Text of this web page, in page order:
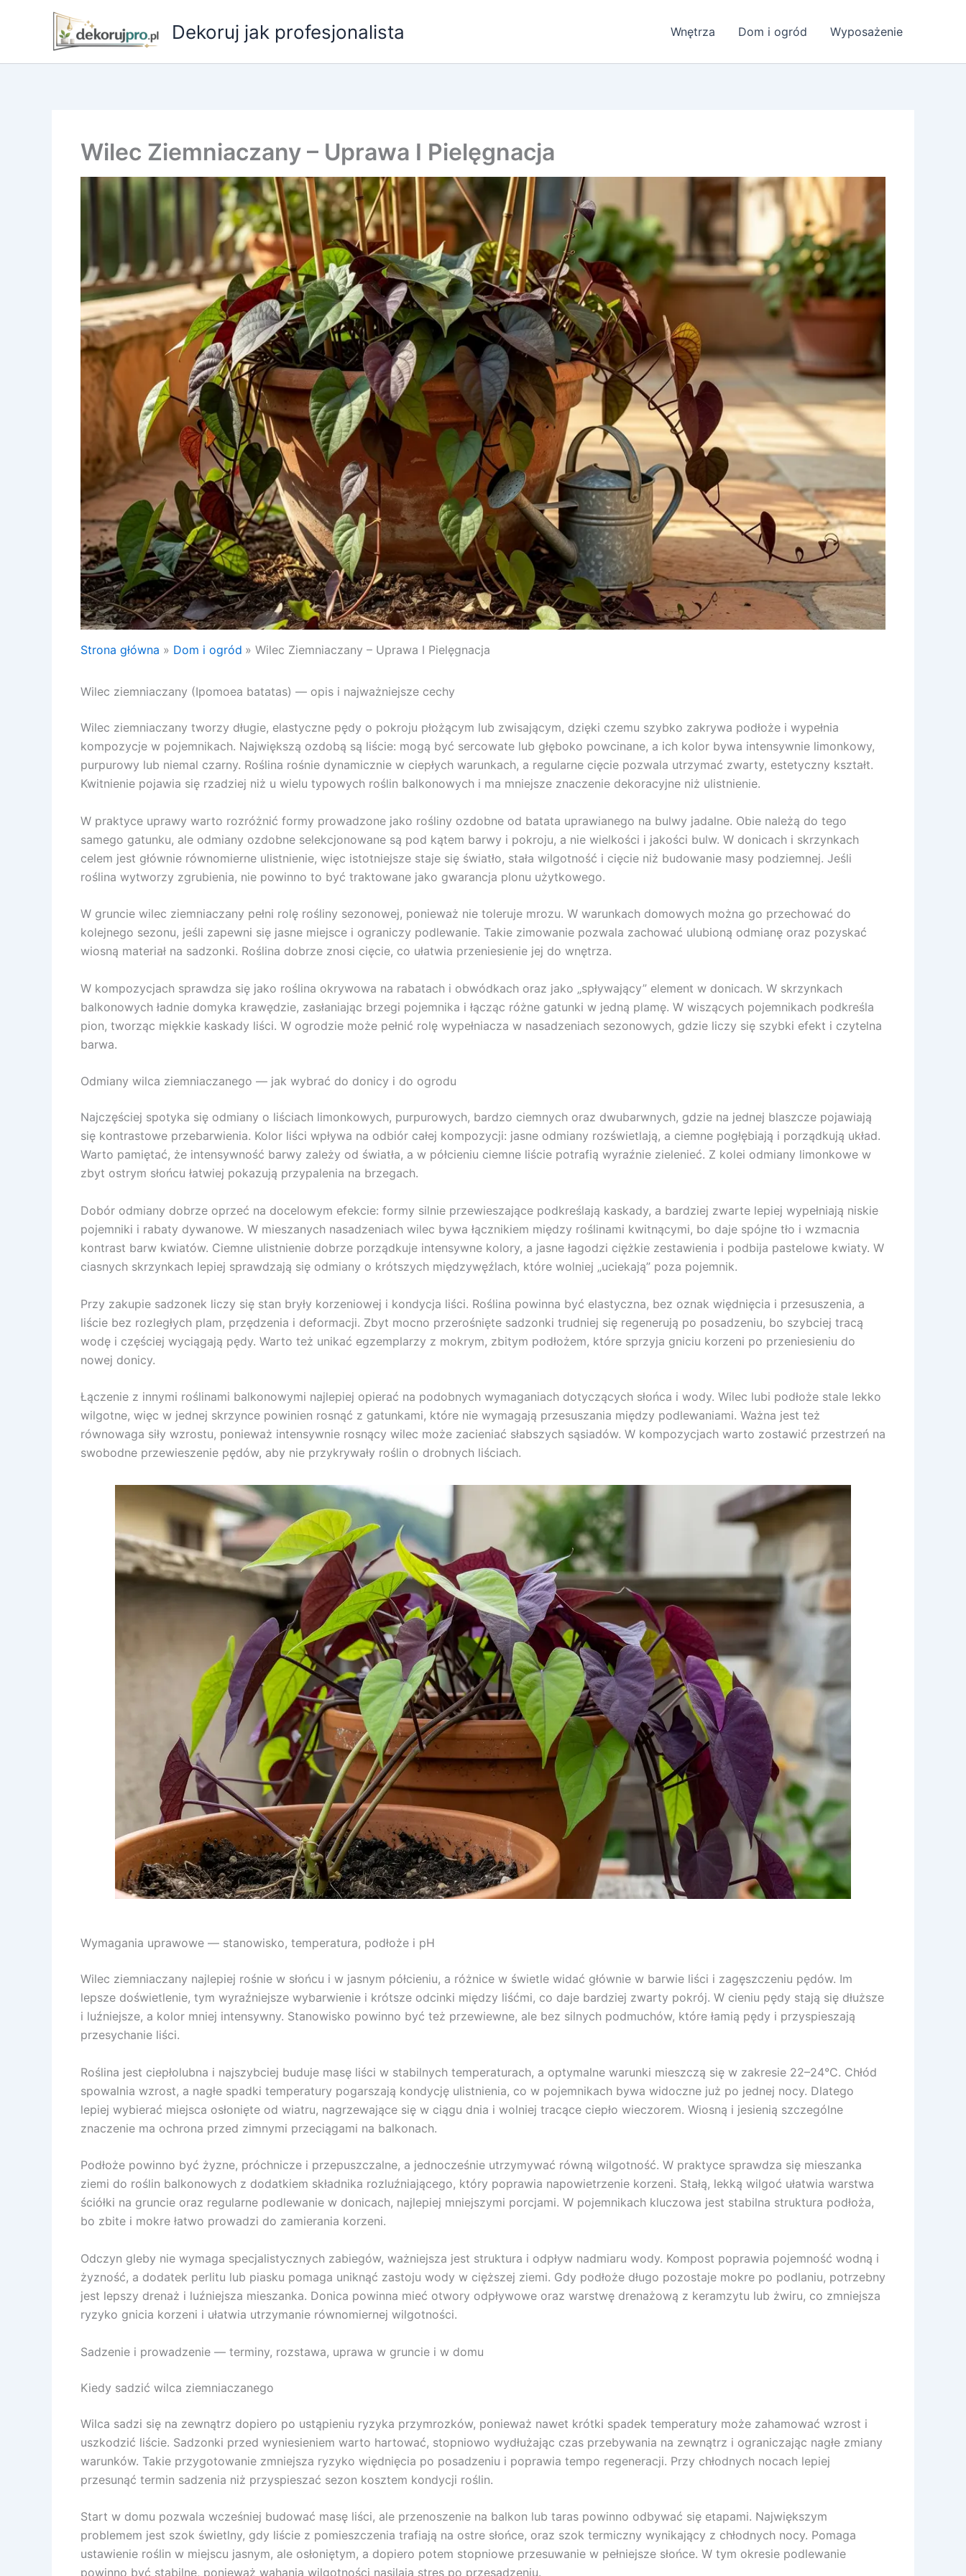
Dekoruj jak profesjonalista Wnętrza Dom i ogród Wyposażenie
Wilec Ziemniaczany – Uprawa I Pielęgnacja
Strona główna Dom i ogród Wilec Ziemniaczany – Uprawa I Pielęgnacja
Wilec ziemniaczany (Ipomoea batatas) — opis i najważniejsze cechy
Wilec ziemniaczany tworzy długie, elastyczne pędy o pokroju płożącym lub zwisającym, dzięki czemu szybko zakrywa podłoże i wypełnia
kompozycje w pojemnikach. Największą ozdobą są liście: mogą być sercowate lub głęboko powcinane, a ich kolor bywa intensywnie limonkowy,
purpurowy lub niemal czarny. Roślina rośnie dynamicznie w ciepłych warunkach, a regularne cięcie pozwala utrzymać zwarty, estetyczny kształt.
Kwitnienie pojawia się rzadziej niż u wielu typowych roślin balkonowych i ma mniejsze znaczenie dekoracyjne niż ulistnienie.
W praktyce uprawy warto rozróżnić formy prowadzone jako rośliny ozdobne od batata uprawianego na bulwy jadalne. Obie należą do tego
samego gatunku, ale odmiany ozdobne selekcjonowane są pod kątem barwy i pokroju, a nie wielkości i jakości bulw. W donicach i skrzynkach
celem jest głównie równomierne ulistnienie, więc istotniejsze staje się światło, stała wilgotność i cięcie niż budowanie masy podziemnej. Jeśli
roślina wytworzy zgrubienia, nie powinno to być traktowane jako gwarancja plonu użytkowego.
W gruncie wilec ziemniaczany pełni rolę rośliny sezonowej, ponieważ nie toleruje mrozu. W warunkach domowych można go przechować do
kolejnego sezonu, jeśli zapewni się jasne miejsce i ograniczy podlewanie. Takie zimowanie pozwala zachować ulubioną odmianę oraz pozyskać
wiosną materiał na sadzonki. Roślina dobrze znosi cięcie, co ułatwia przeniesienie jej do wnętrza.
W kompozycjach sprawdza się jako roślina okrywowa na rabatach i obwódkach oraz jako „spływający” element w donicach. W skrzynkach
balkonowych ładnie domyka krawędzie, zasłaniając brzegi pojemnika i łącząc różne gatunki w jedną plamę. W wiszących pojemnikach podkreśla
pion, tworząc miękkie kaskady liści. W ogrodzie może pełnić rolę wypełniacza w nasadzeniach sezonowych, gdzie liczy się szybki efekt i czytelna
barwa.
Odmiany wilca ziemniaczanego — jak wybrać do donicy i do ogrodu
Najczęściej spotyka się odmiany o liściach limonkowych, purpurowych, bardzo ciemnych oraz dwubarwnych, gdzie na jednej blaszcze pojawiają
się kontrastowe przebarwienia. Kolor liści wpływa na odbiór całej kompozycji: jasne odmiany rozświetlają, a ciemne pogłębiają i porządkują układ.
Warto pamiętać, że intensywność barwy zależy od światła, a w półcieniu ciemne liście potrafią wyraźnie zielenieć. Z kolei odmiany limonkowe w
zbyt ostrym słońcu łatwiej pokazują przypalenia na brzegach.
Dobór odmiany dobrze oprzeć na docelowym efekcie: formy silnie przewieszające podkreślają kaskady, a bardziej zwarte lepiej wypełniają niskie
pojemniki i rabaty dywanowe. W mieszanych nasadzeniach wilec bywa łącznikiem między roślinami kwitnącymi, bo daje spójne tło i wzmacnia
kontrast barw kwiatów. Ciemne ulistnienie dobrze porządkuje intensywne kolory, a jasne łagodzi ciężkie zestawienia i podbija pastelowe kwiaty. W
ciasnych skrzynkach lepiej sprawdzają się odmiany o krótszych międzywęźlach, które wolniej „uciekają” poza pojemnik.
Przy zakupie sadzonek liczy się stan bryły korzeniowej i kondycja liści. Roślina powinna być elastyczna, bez oznak więdnięcia i przesuszenia, a
liście bez rozległych plam, przędzenia i deformacji. Zbyt mocno przerośnięte sadzonki trudniej się regenerują po posadzeniu, bo szybciej tracą
wodę i częściej wyciągają pędy. Warto też unikać egzemplarzy z mokrym, zbitym podłożem, które sprzyja gniciu korzeni po przeniesieniu do
nowej donicy.
Łączenie z innymi roślinami balkonowymi najlepiej opierać na podobnych wymaganiach dotyczących słońca i wody. Wilec lubi podłoże stale lekko
wilgotne, więc w jednej skrzynce powinien rosnąć z gatunkami, które nie wymagają przesuszania między podlewaniami. Ważna jest też
równowaga siły wzrostu, ponieważ intensywnie rosnący wilec może zacieniać słabszych sąsiadów. W kompozycjach warto zostawić przestrzeń na
swobodne przewieszenie pędów, aby nie przykrywały roślin o drobnych liściach.
Wymagania uprawowe — stanowisko, temperatura, podłoże i pH
Wilec ziemniaczany najlepiej rośnie w słońcu i w jasnym półcieniu, a różnice w świetle widać głównie w barwie liści i zagęszczeniu pędów. Im
lepsze doświetlenie, tym wyraźniejsze wybarwienie i krótsze odcinki między liśćmi, co daje bardziej zwarty pokrój. W cieniu pędy stają się dłuższe
i luźniejsze, a kolor mniej intensywny. Stanowisko powinno być też przewiewne, ale bez silnych podmuchów, które łamią pędy i przyspieszają
przesychanie liści.
Roślina jest ciepłolubna i najszybciej buduje masę liści w stabilnych temperaturach, a optymalne warunki mieszczą się w zakresie 22–24°C. Chłód
spowalnia wzrost, a nagłe spadki temperatury pogarszają kondycję ulistnienia, co w pojemnikach bywa widoczne już po jednej nocy. Dlatego
lepiej wybierać miejsca osłonięte od wiatru, nagrzewające się w ciągu dnia i wolniej tracące ciepło wieczorem. Wiosną i jesienią szczególne
znaczenie ma ochrona przed zimnymi przeciągami na balkonach.
Podłoże powinno być żyzne, próchnicze i przepuszczalne, a jednocześnie utrzymywać równą wilgotność. W praktyce sprawdza się mieszanka
ziemi do roślin balkonowych z dodatkiem składnika rozluźniającego, który poprawia napowietrzenie korzeni. Stałą, lekką wilgoć ułatwia warstwa
ściółki na gruncie oraz regularne podlewanie w donicach, najlepiej mniejszymi porcjami. W pojemnikach kluczowa jest stabilna struktura podłoża,
bo zbite i mokre łatwo prowadzi do zamierania korzeni.
Odczyn gleby nie wymaga specjalistycznych zabiegów, ważniejsza jest struktura i odpływ nadmiaru wody. Kompost poprawia pojemność wodną i
żyzność, a dodatek perlitu lub piasku pomaga uniknąć zastoju wody w cięższej ziemi. Gdy podłoże długo pozostaje mokre po podlaniu, potrzebny
jest lepszy drenaż i luźniejsza mieszanka. Donica powinna mieć otwory odpływowe oraz warstwę drenażową z keramzytu lub żwiru, co zmniejsza
ryzyko gnicia korzeni i ułatwia utrzymanie równomiernej wilgotności.
Sadzenie i prowadzenie — terminy, rozstawa, uprawa w gruncie i w domu
Kiedy sadzić wilca ziemniaczanego
Wilca sadzi się na zewnątrz dopiero po ustąpieniu ryzyka przymrozków, ponieważ nawet krótki spadek temperatury może zahamować wzrost i
uszkodzić liście. Sadzonki przed wyniesieniem warto hartować, stopniowo wydłużając czas przebywania na zewnątrz i ograniczając nagłe zmiany
warunków. Takie przygotowanie zmniejsza ryzyko więdnięcia po posadzeniu i poprawia tempo regeneracji. Przy chłodnych nocach lepiej
przesunąć termin sadzenia niż przyspieszać sezon kosztem kondycji roślin.
Start w domu pozwala wcześniej budować masę liści, ale przenoszenie na balkon lub taras powinno odbywać się etapami. Największym
problemem jest szok świetlny, gdy liście z pomieszczenia trafiają na ostre słońce, oraz szok termiczny wynikający z chłodnych nocy. Pomaga
ustawienie roślin w miejscu jasnym, ale osłoniętym, a dopiero potem stopniowe przesuwanie w pełniejsze słońce. W tym okresie podlewanie
powinno być stabilne, ponieważ wahania wilgotności nasilają stres po przesadzeniu.